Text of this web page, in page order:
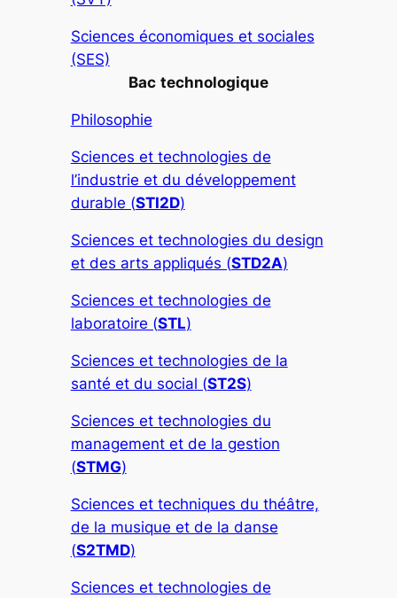
Sciences économiques et sociales
(SES)
Bac technologique
Philosophie
Sciences et technologies de
l’industrie et du développement
durable (STI2D)
Sciences et technologies du design
et des arts appliqués (STD2A)
Sciences et technologies de
laboratoire (STL)
Sciences et technologies de la
santé et du social (ST2S)
Sciences et technologies du
management et de la gestion
(STMG)
Sciences et techniques du théâtre,
de la musique et de la danse
(S2TMD)
Sciences et technologies de